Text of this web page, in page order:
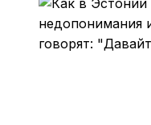
недопонимания
говорят: